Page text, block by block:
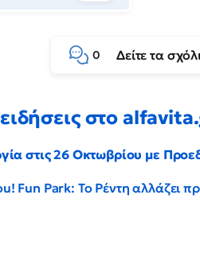
0 Δείτε τα
στο
στις 26 Οκτωβρίου με
Fun Park: Το Ρέντη αλλάζει